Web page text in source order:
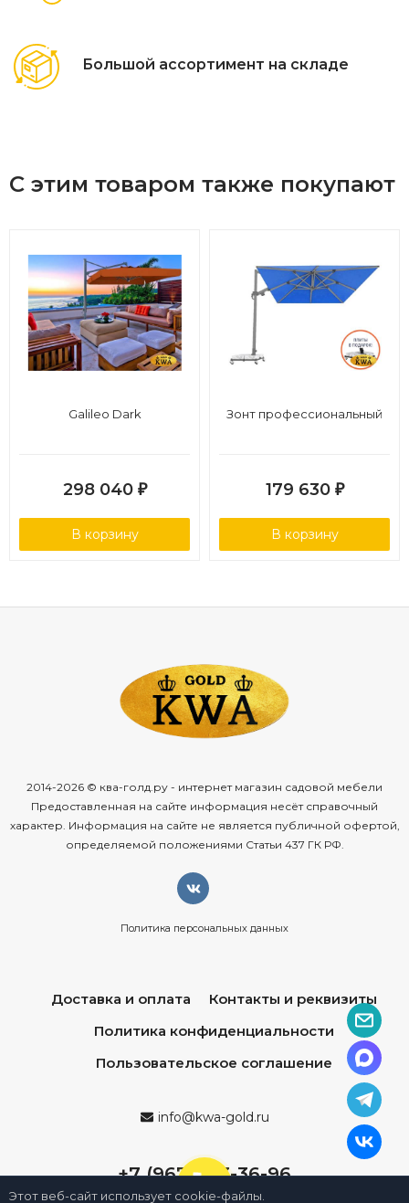
Большой ассортимент на складе
С этим товаром также покупают
Galileo Dark
298 040 ₽
В корзину
Зонт профессиональный
179 630 ₽
В корзину
2014-2026 © ква-голд.ру - интернет магазин садовой мебели
Предоставленная на сайте информация несёт справочный
характер. Информация на сайте не является публичной офертой,
определяемой положениями Статьи 437 ГК РФ.
Политика персональных данных
Доставка и оплата
Контакты и реквизиты
Политика конфиденциальности
Пользовательское соглашение
info@kwa-gold.ru
+7 (967) 013-36-96
Этот веб-сайт использует cookie-файлы.